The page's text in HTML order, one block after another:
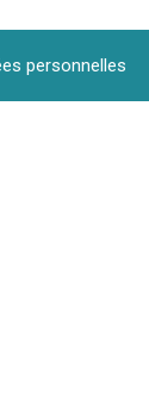
personnelles